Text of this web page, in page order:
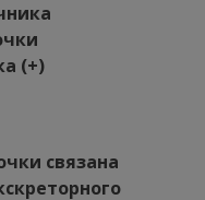
(+)
связана